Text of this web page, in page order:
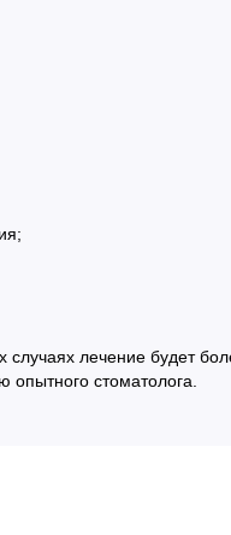
случаях лечение будет
стоматолога.